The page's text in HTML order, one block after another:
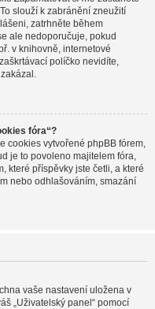
slouží k zabránění zneužití
zatrhněte během
ale nedoporučuje, pokud
v knihovně, internetové
políčko nevidíte,
fóra“?
cookies vytvořené phpBB fórem,
je to povoleno majitelem fóra,
které příspěvky jste četli, a které
nebo odhlašováním, smazání
vaše nastavení uložena v
„Uživatelský panel“ pomocí